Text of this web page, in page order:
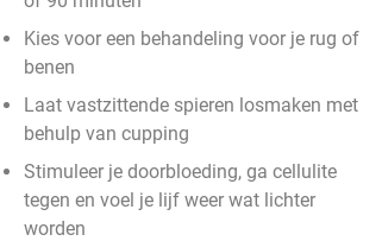
Kies voor een behandeling voor je rug of
benen
Laat vastzittende spieren losmaken met
behulp van cupping
Stimuleer je doorbloeding, ga cellulite
tegen en voel je lijf weer wat lichter
worden